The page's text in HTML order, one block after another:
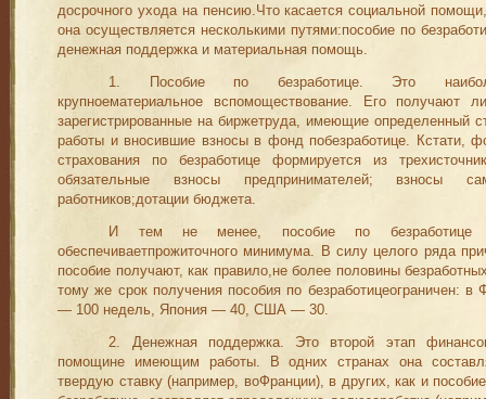
досрочного ухода на пенсию.Что касается социальной
она осуществляется несколькими путями:пособие по
денежная поддержка и материальная помощь.
1. Пособие по безработице. Это
крупноематериальное вспомоществование. Его получают
зарегистрированные на биржетруда, имеющие определенный
работы и вносившие взносы в фонд побезработице. Кстати,
страхования по безработице формирует­ся из
обязательные взносы предпринимателей; взносы
работников;дотации бюджета.
И тем не менее, пособие по безработице
обеспечиваетпрожиточного минимума. В силу целого ряда
пособие получают, как правило,не более половины
тому же срок получения пособия по безработицеограничен: в
— 100 недель, Япония — 40, США — 30.
2. Денежная поддержка. Это второй этап
помощине имеющим работы. В одних странах она
твердую ставку (например, воФранции), в других, как и